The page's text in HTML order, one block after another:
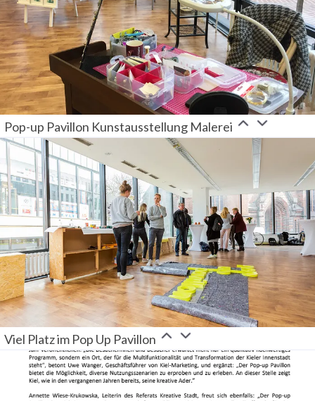
Pop-up Pavillon Kunstausstellung Malerei
Viel Platz im Pop Up Pavillon